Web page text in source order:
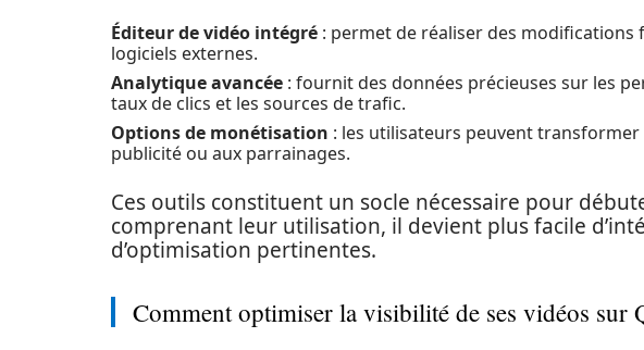
Éditeur de vidéo intégré : permet de réaliser des modifications
logiciels externes.
Analytique avancée : fournit des données précieuses sur les
taux de clics et les sources de trafic.
Options de monétisation : les utilisateurs peuvent
publicité ou aux parrainages.
Ces outils constituent un socle nécessaire pour
comprenant leur utilisation, il devient plus facile
d’optimisation pertinentes.
Comment optimiser la visibilité de ses vidéos sur